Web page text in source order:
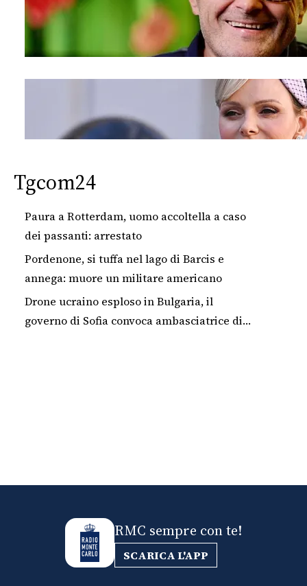
Tgcom24
Paura a Rotterdam, uomo accoltella a caso
dei passanti: arrestato
Pordenone, si tuffa nel lago di Barcis e
annega: muore un militare americano
Drone ucraino esploso in Bulgaria, il
governo di Sofia convoca ambasciatrice di
RMC sempre con te!
SCARICA L'APP